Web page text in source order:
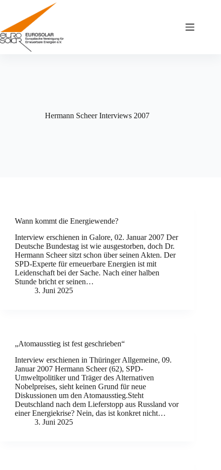
springen
Hermann Scheer Interviews 2007
Wann kommt die Energiewende?
Interview erschienen in Galore, 02. Januar 2007 Der
Deutsche Bundestag ist wie ausgestorben, doch Dr.
Hermann Scheer sitzt schon über seinen Akten. Der
SPD-Experte für erneuerbare Energien ist mit
Leidenschaft bei der Sache. Nach einer halben
Stunde bricht er seinen…
3. Juni 2025
„Atomausstieg ist fest geschrieben“
Interview erschienen in Thüringer Allgemeine, 09.
Januar 2007 Hermann Scheer (62), SPD-
Umweltpolitiker und Träger des Alternativen
Nobelpreises, sieht keinen Grund für neue
Diskussionen um den Atomausstieg.Steht
Deutschland nach dem Lieferstopp aus Russland vor
einer Energiekrise? Nein, das ist konkret nicht…
3. Juni 2025